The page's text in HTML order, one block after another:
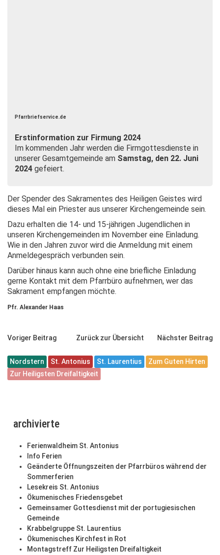
Pfarrbriefservice.de
Erstinformation zur Firmung 2024
Im kommenden Jahr werden die Firmgottesdienste in
unserer Gesamtgemeinde am Samstag, den 22. Juni
2024 gefeiert.
Der Spender des Sakramentes des Heiligen Geistes wird
dieses Mal ein Priester aus unserer Kirchengemeinde sein.
Dazu erhalten die 14- und 15-jährigen Jugendlichen in
unseren Kirchengemeinden im November eine Einladung.
Wie in den Jahren zuvor wird die Anmeldung mit einem
Anmeldegespräch verbunden sein.
Darüber hinaus kann auch ohne eine briefliche Einladung
gerne Kontakt mit dem Pfarrbüro aufnehmen, wer das
Sakrament empfangen möchte.
Pfr. Alexander Haas
Voriger Beitrag Zurück zur Übersicht Nächster Beitrag
Nordstern St. Antonius St. Laurentius
Zum Guten Hirten
Zur Heiligsten Dreifaltigkeit
archivierte
Ferienwaldheim St. Antonius
Info Ferien
Geänderte Öffnungszeiten der Pfarrbüros während der
Sommerferien
Lesekreis St. Antonius
Ökumenisches Friedensgebet
Gemeinsamer Gottesdienst mit der portugiesischen
Gemeinde
Krabbelgruppe St. Laurentius
Ökumenisches Kirchfest in Rot
Montagstreff Zur Heiligsten Dreifaltigkeit